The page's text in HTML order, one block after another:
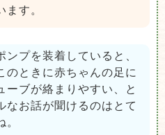
ます。
ンプを装着していると、
のときに赤ちゃんの足に
ーブが絡まりやすい、と
なお話が聞けるのはとて
。